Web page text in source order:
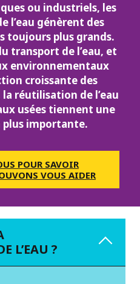
ou industriels, les
l’eau génèrent des
toujours plus grands.
transport de l’eau, et
environnementaux
croissante des
réutilisation de l’eau
usées tiennent une
plus importante.
POUR SAVOIR
VOUS AIDER
L’EAU ?